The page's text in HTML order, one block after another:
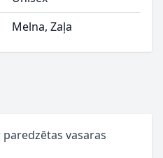
vasaras
Melna, Zaļa